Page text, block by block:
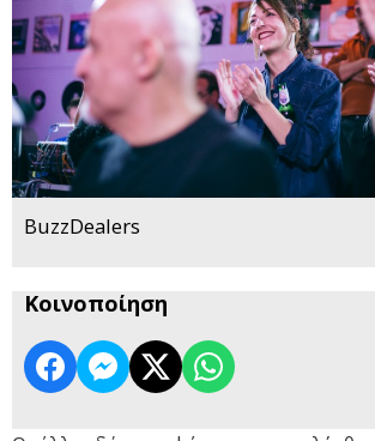
BuzzDealers
Κοινοποίηση